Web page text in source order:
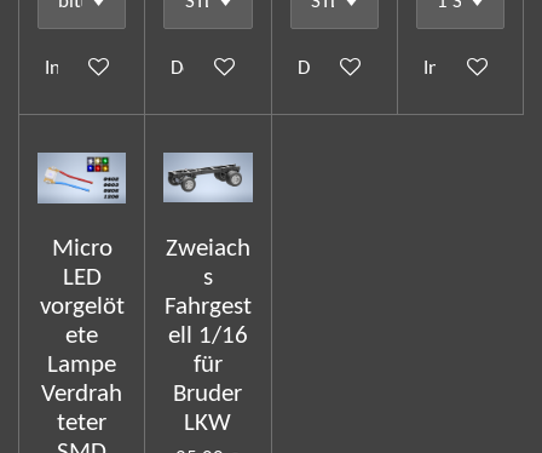
In den WarenkorbDetails anzeigenDetails anzeigenIn den
Micro
LED
vorgelöt
ete
Lampe
Verdrah
teter
Zweiach
s
Fahrgest
ell 1/16
für
Bruder
LKW